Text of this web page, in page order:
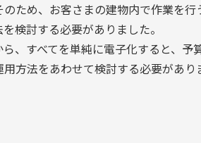
ため、お客さまの建物内で作業を
検討する必要がありました。
、すべてを単純に電子化すると、
方法をあわせて検討する必要があり